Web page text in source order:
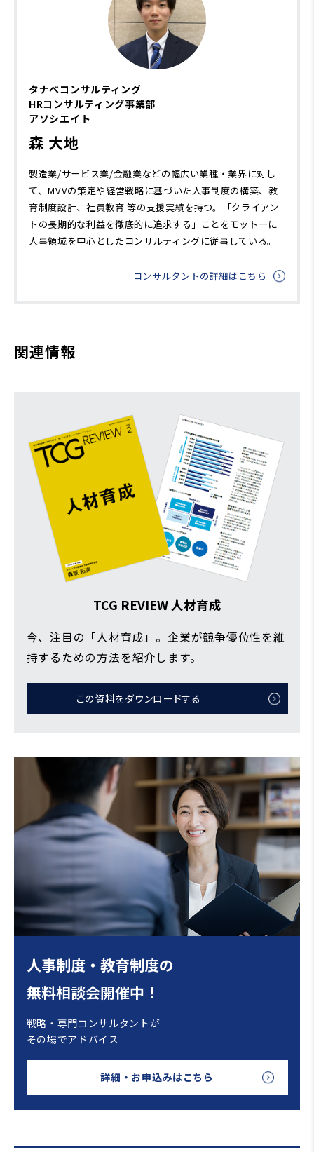
タナベコンサルティング
HRコンサルティング事業部
アソシエイト
森 大地
製造業/サービス業/金融業などの幅広い業種・業界に対し
て、MVVの策定や経営戦略に基づいた人事制度の構築、教
育制度設計、社員教育 等の支援実績を持つ。「クライアン
トの長期的な利益を徹底的に追求する」ことをモットーに
人事領域を中心としたコンサルティングに従事している。
コンサルタントの詳細はこちら
関連情報
TCG REVIEW 人材育成
今、注目の「人材育成」。企業が競争優位性を維
持するための方法を紹介します。
この資料をダウンロードする
人事制度・教育制度の
無料相談会開催中！
戦略・専門コンサルタントが
その場でアドバイス
詳細・お申込みはこちら